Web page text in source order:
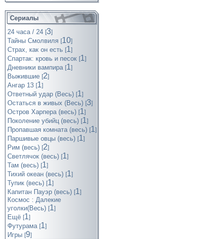
Сериалы
24 часа / 24 [3]
Тайны Смолвиля [10]
Страх, как он есть [1]
Спартак: кровь и песок [1]
Дневники вампира [1]
Выжившие [2]
Ангар 13 [1]
Ответный удар (Весь) [1]
Остаться в живых (Весь) [3]
Остров Харпера (весь) [1]
Поколение убийц (весь) [1]
Пропавшая комната (весь) [1]
Паршивые овцы (весь) [1]
Рим (весь) [2]
Светлячок (весь) [1]
Там (весь) [1]
Тихий океан (весь) [1]
Тупик (весь) [1]
Капитан Пауэр (весь) [1]
Космос : Далекие
уголки(Весь) [1]
Ещё [1]
Футурама [1]
Игры [9]